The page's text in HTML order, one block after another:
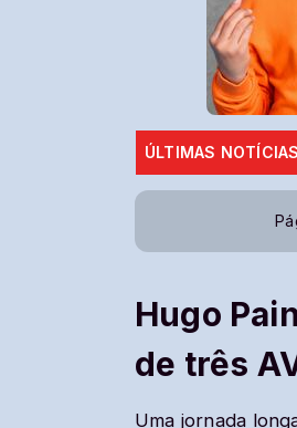
ÚLTIMAS NOTÍCIAS
licença da tirolesa no Pão de
Hugo
de três
Uma jornada